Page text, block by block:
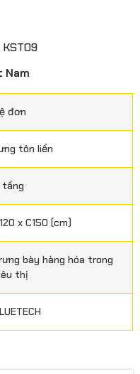
KST09
Nam
đơn
tôn liền
x C150 (cm)
bày hàng hóa trong
thị